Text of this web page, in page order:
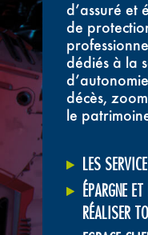
d’assuré et
de
dédiés à la
décès,
le
LES
ÉPARGNE
RÉALISER